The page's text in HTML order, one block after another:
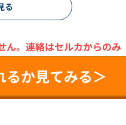
る
。 連絡はセルカからのみ
るか見てみる＞